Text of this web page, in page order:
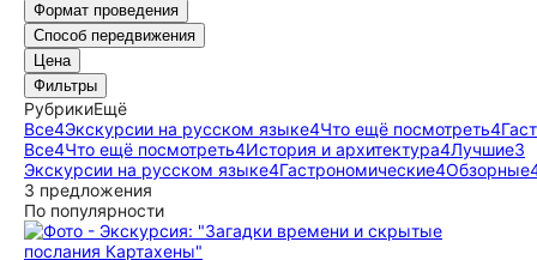
Формат проведения
Способ передвижения
Цена
Фильтры
РубрикиЕщё
Все4Экскурсии на русском языке4Что ещё посмотреть4
Все4Что ещё посмотреть4История и архитектура4Лучшие3
Экскурсии на русском языке4Гастрономические4Обзорные
3 предложения
По популярности